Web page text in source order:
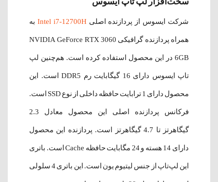
شرکت ایسوس از پردازنده اصلیIntel i7-12700H به
همراه پردازنده گرافیکی NVIDIA GeForce RTX 3060
6GB در این محصول استفاده کرده است. هم‌چنین لپ
تاپ ایسوس دارای 16 گیگابایت رم DDR5 است. این
محصول دارای 1 ترابایت حافظه داخلی از نوع SSD است.
فرکانس پردازنده اصلی این محصول معادل 2.3
گیگاهرتز تا 4.7 گیگاهرتز است. پردازنده این محصول
دارای 14 هسته و 24 مگابایت حافظه Cache است. باتری
این لپ‌تاپ از جنس لیتیوم یون است. این باتری 4 سلولی